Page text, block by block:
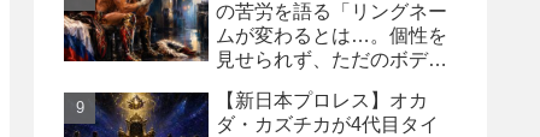
の苦労を語る「リングネー
ムが変わるとは…。個性を
見せられず、ただのボディ
【新日本プロレス】オカ
ダ・カズチカが4代目タイ